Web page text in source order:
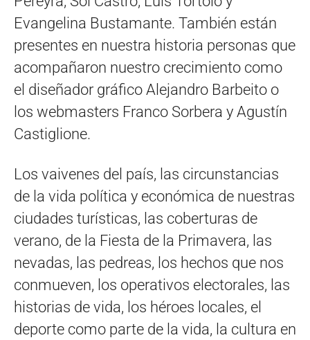
Evangelina Bustamante. También están
presentes en nuestra historia personas que
acompañaron nuestro crecimiento como
el diseñador gráfico Alejandro Barbeito o
los webmasters Franco Sorbera y Agustín
Castiglione.
Los vaivenes del país, las circunstancias
de la vida política y económica de nuestras
ciudades turísticas, las coberturas de
verano, de la Fiesta de la Primavera, las
nevadas, las pedreas, los hechos que nos
conmueven, los operativos electorales, las
historias de vida, los héroes locales, el
deporte como parte de la vida, la cultura en